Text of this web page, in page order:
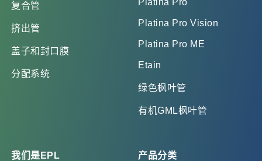
复合管
挤出管
盖子和封口膜
分配系统
Platina Pro
Platina Pro Vision
Platina Pro ME
Etain
绿色枫叶管
有机GML枫叶管
我们是EPL 产品分类